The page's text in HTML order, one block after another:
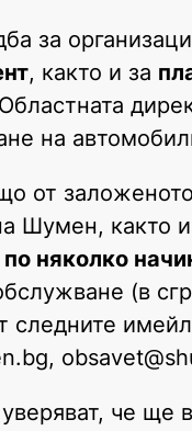
за
, както и за
на
от
Шумен, както
няколко
(в
следните
че ще